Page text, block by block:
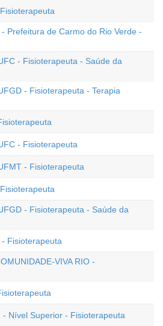
Prefeitura de Carmo do Rio Verde -
- Fisioterapeuta - Saúde da
- Fisioterapeuta - Terapia
- Fisioterapeuta
- Fisioterapeuta
- Fisioterapeuta - Saúde da
Fisioterapeuta
VIVA RIO -
- Nível Superior - Fisioterapeuta